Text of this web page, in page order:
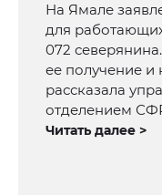
На Ямале
для
072
ее получение и
рассказала
отделением
Читать далее >